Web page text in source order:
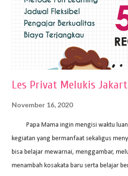
bernilai tinggi. Ciri teknik plakat Ciri-ciri
warna yang kental dan tebal. Hasil
medianya Mem...
Les Privat Melukis
November 16, 2020
Papa Mama ingin mengisi waktu
kegiatan yang bermanfaat sekaligus
bisa belajar mewarnai, menggambar,
menambah kosakata baru serta belajar